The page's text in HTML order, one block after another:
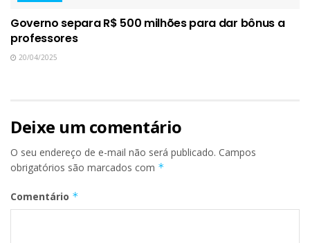
Governo separa R$ 500 milhões para dar bônus a
professores
20/04/2025
Deixe um comentário
O seu endereço de e-mail não será publicado. Campos
obrigatórios são marcados com *
Comentário *